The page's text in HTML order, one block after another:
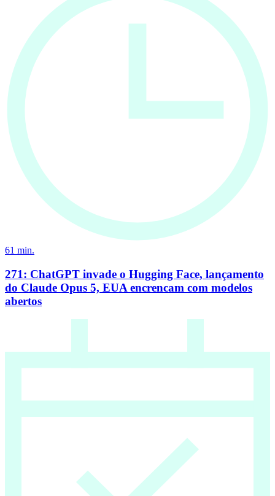
61 min.
271: ChatGPT invade o Hugging Face, lançamento
do Claude Opus 5, EUA encrencam com modelos
abertos